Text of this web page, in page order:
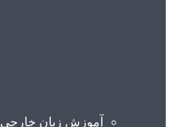
آموزش زبان خارجی